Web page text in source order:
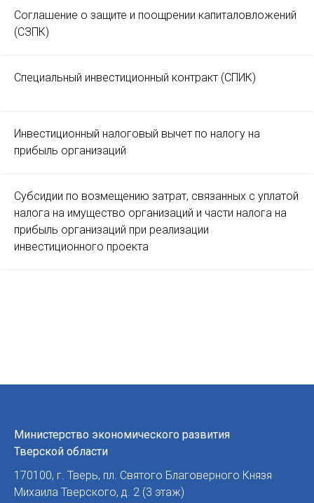
Соглашение о защите и поощрении капиталовложений
(СЗПК)
Специальный инвестиционный контракт (СПИК)
Инвестиционный налоговый вычет по налогу на
прибыль организаций
Субсидии по возмещению затрат, связанных с уплатой
налога на имущество организаций и части налога на
прибыль организаций при реализации
инвестиционного проекта
Министерство экономического развития
Тверской области
170100, г. Тверь, пл. Святого Благоверного Князя
Михаила Тверского, д. 2 (3 этаж)